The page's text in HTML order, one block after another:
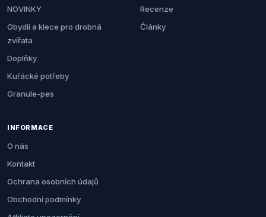
NOVINKY
Obydlí a klece pro drobná
zvířata
Doplňky
Kuřácké potřeby
Granule-pes
Recenze
Články
INFORMACE
O nás
Kontakt
Ochrana osobních údajů
Obchodní podmínky